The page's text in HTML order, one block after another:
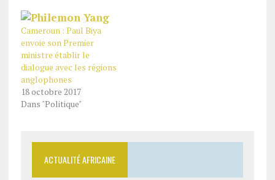
Cameroun : Paul Biya
envoie son Premier
ministre établir le
dialogue avec les régions
anglophones
18 octobre 2017
Dans "Politique"
ACTUALITÉ AFRICAINE